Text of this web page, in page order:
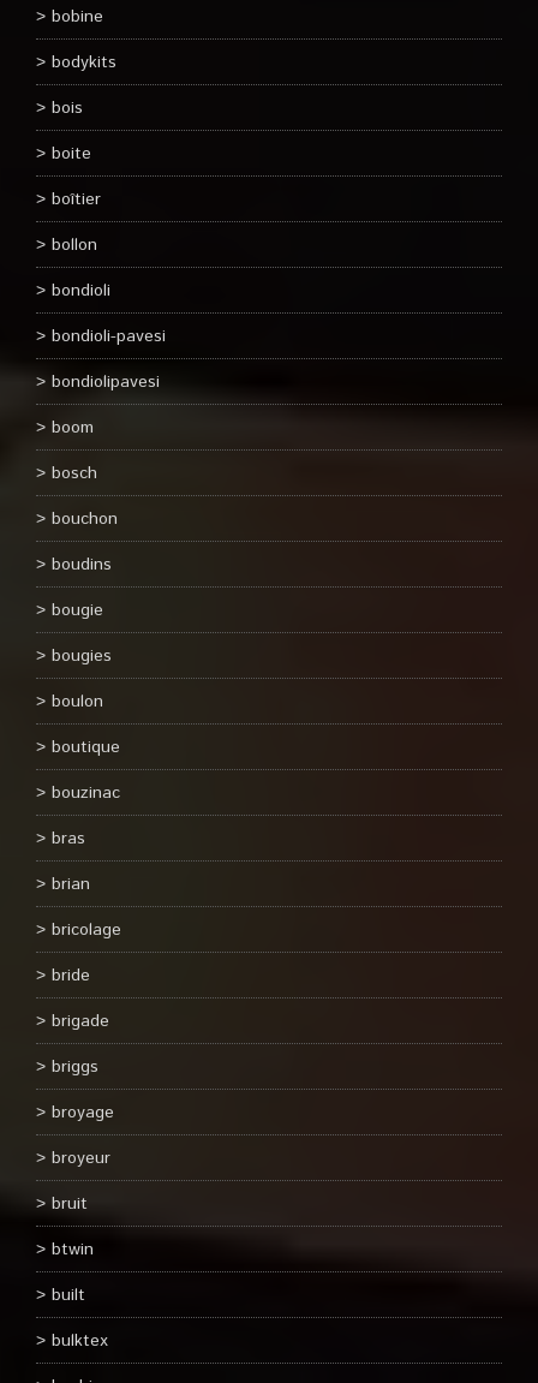
bobine
bodykits
bois
boite
boîtier
bollon
bondioli
bondioli-pavesi
bondiolipavesi
boom
bosch
bouchon
boudins
bougie
bougies
boulon
boutique
bouzinac
bras
brian
bricolage
bride
brigade
briggs
broyage
broyeur
bruit
btwin
built
bulktex